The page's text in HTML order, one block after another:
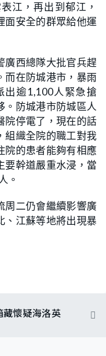
江，再出到郁江，
面安全的群眾給他運
廣西總隊大批官兵趕
而在防城港市，暴雨
出逾1,100人緊急搶
。防城港市防城區人
院停電了，現在的話
組織全院的職工對我
院的患者能夠有相應
要幹道嚴重水浸，當
。
周二仍會繼續影響廣
、江蘇等地將出現暴
藏懷疑海洛英